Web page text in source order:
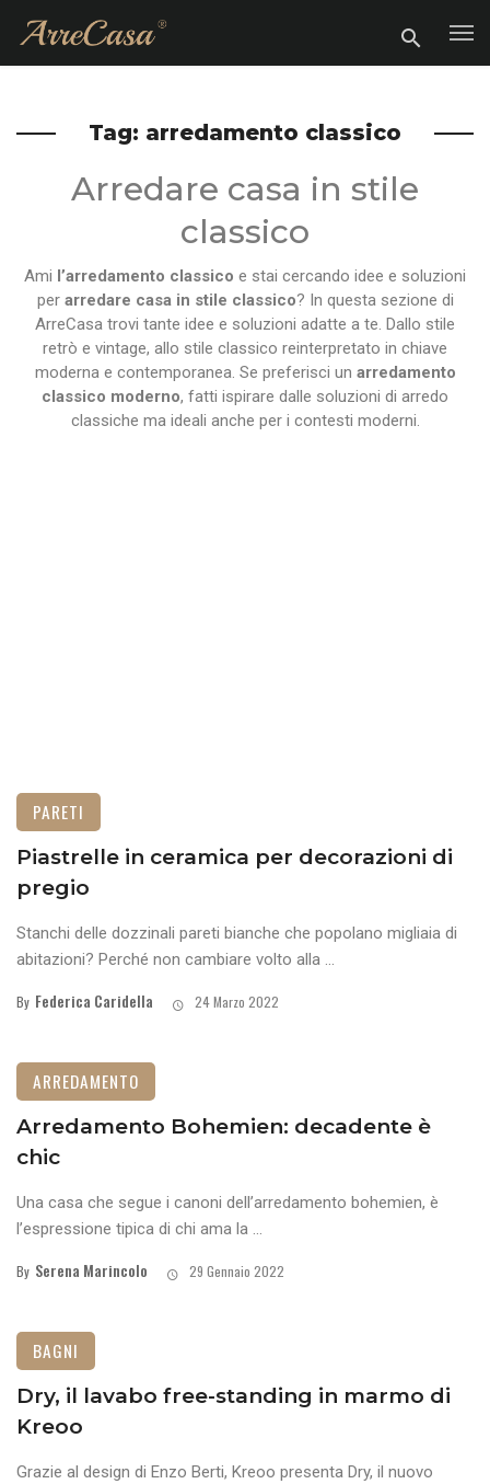
Tag: arredamento classico
Arredare casa in stile
classico
Ami l’arredamento classico e stai cercando idee e soluzioni
per arredare casa in stile classico? In questa sezione di
ArreCasa trovi tante idee e soluzioni adatte a te. Dallo stile
retrò e vintage, allo stile classico reinterpretato in chiave
moderna e contemporanea. Se preferisci un arredamento
classico moderno, fatti ispirare dalle soluzioni di arredo
classiche ma ideali anche per i contesti moderni.
PARETI
Piastrelle in ceramica per decorazioni di
pregio
Stanchi delle dozzinali pareti bianche che popolano migliaia di
abitazioni? Perché non cambiare volto alla ...
By Federica Caridella 24 Marzo 2022
ARREDAMENTO
Arredamento Bohemien: decadente è
chic
Una casa che segue i canoni dell’arredamento bohemien, è
l’espressione tipica di chi ama la ...
By Serena Marincolo 29 Gennaio 2022
BAGNI
Dry, il lavabo free-standing in marmo di
Kreoo
Grazie al design di Enzo Berti, Kreoo presenta Dry, il nuovo